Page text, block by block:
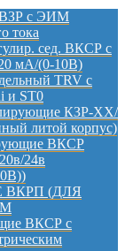
ВЗР с ЭИМ
тока
сед. ВКСР с
мА/(0-10В)
TRV с
и ST0
КЗР-ХХ/
литой корпус)
ВКСР
24в
(ДЛЯ
ВКСР с